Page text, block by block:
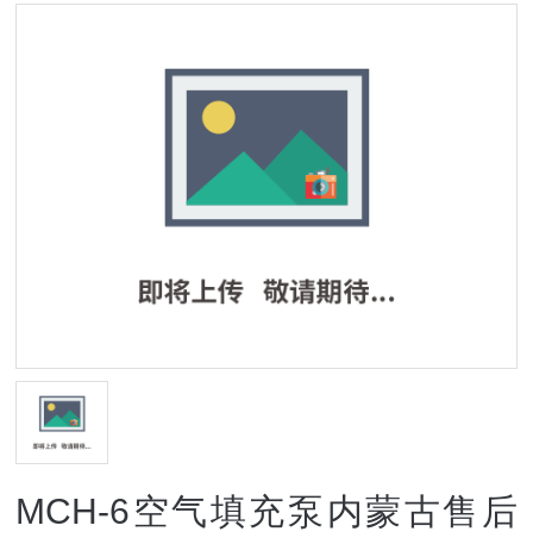
MCH-6空气填充泵内蒙古售后